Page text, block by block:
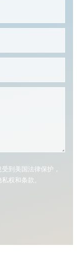
到美国法律保护，
私权和条款